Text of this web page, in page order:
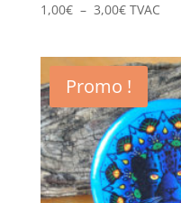
1,00€ – 3,00€Plage
1,00€
à
3,00€
TVAC
Promo !